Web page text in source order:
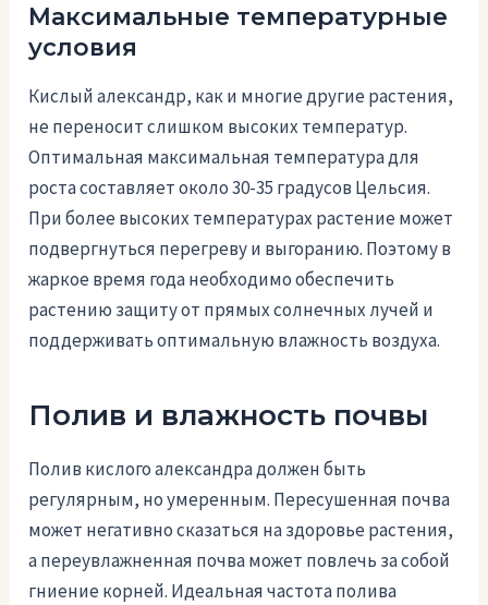
Максимальные температурные
условия
Кислый александр, как и многие другие растения,
не переносит слишком высоких температур.
Оптимальная максимальная температура для
роста составляет около 30-35 градусов Цельсия.
При более высоких температурах растение может
подвергнуться перегреву и выгоранию. Поэтому в
жаркое время года необходимо обеспечить
растению защиту от прямых солнечных лучей и
поддерживать оптимальную влажность воздуха.
Полив и влажность почвы
Полив кислого александра должен быть
регулярным, но умеренным. Пересушенная почва
может негативно сказаться на здоровье растения,
а переувлажненная почва может повлечь за собой
гниение корней. Идеальная частота полива